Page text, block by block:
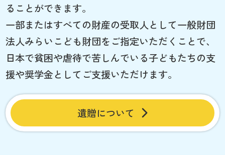
ることができます。
一部またはすべての財産の受取人として一般財団
法人みらいこども財団をご指定いただくことで、
日本で貧困や虐待で苦しんでいる子どもたちの支
援や奨学金としてご支援いただけます。
遺贈について